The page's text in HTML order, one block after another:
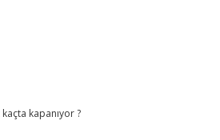
kapanıyor ?